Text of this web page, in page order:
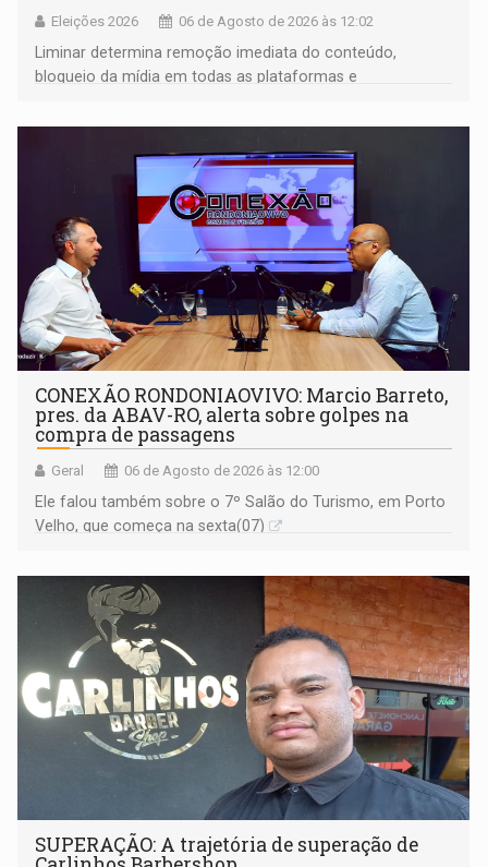
Eleições 2026 06 de Agosto de 2026 às 12:02
Liminar determina remoção imediata do conteúdo,
bloqueio da mídia em todas as plataformas e
CONEXÃO RONDONIAOVIVO: Marcio Barreto,
pres. da ABAV-RO, alerta sobre golpes na
compra de passagens
Geral 06 de Agosto de 2026 às 12:00
Ele falou também sobre o 7º Salão do Turismo, em Porto
Velho, que começa na sexta(07)
SUPERAÇÃO: A trajetória de superação de